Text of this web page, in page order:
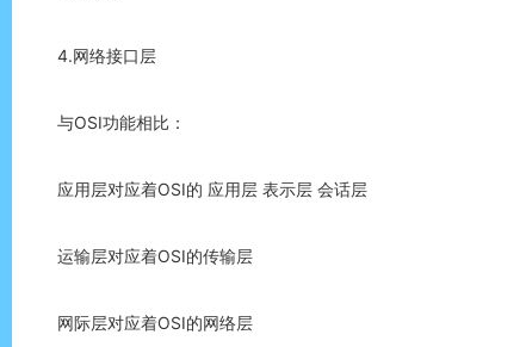
4.网络接口层
与OSI功能相比：
应用层对应着OSI的 应用层 表示层 会话层
运输层对应着OSI的传输层
网际层对应着OSI的网络层